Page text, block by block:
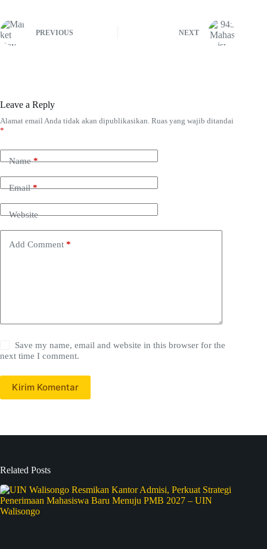
PREVIOUS NEXT
Leave a Reply
Alamat email Anda tidak akan dipublikasikan. Ruas yang wajib ditandai
*
Name*
Email*
Website
Add Comment *
Save my name, email and website in this browser for the
next time I comment.
Kirim Komentar
Related Posts